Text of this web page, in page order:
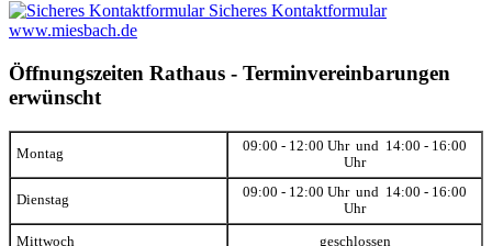
Sicheres Kontaktformular
www.miesbach.de
Öffnungszeiten Rathaus - Terminvereinbarungen
erwünscht
Montag
09:00 - 12:00 Uhr und 14:00 - 16:00
Uhr
Dienstag
09:00 - 12:00 Uhr und 14:00 - 16:00
Uhr
Mittwoch geschlossen